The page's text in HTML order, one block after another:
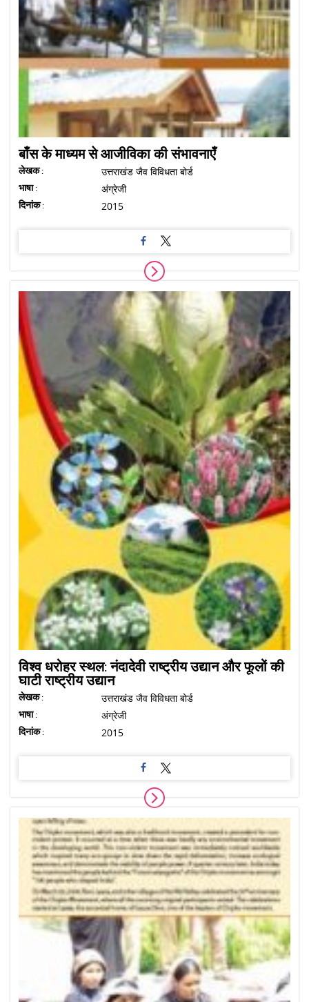
बाँस के माध्यम से आजीविका की संभावनाएँ
लेखक : उत्तराखंड जैव विविधता बोर्ड
भाषा : अंग्रेजी
दिनांक : 2015
विश्व धरोहर स्थल: नंदादेवी राष्ट्रीय उद्यान और फूलों की
घाटी राष्ट्रीय उद्यान
लेखक : उत्तराखंड जैव विविधता बोर्ड
भाषा : अंग्रेजी
दिनांक : 2015